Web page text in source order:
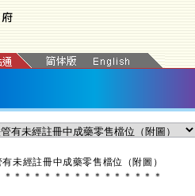
未經註冊中成藥零售檔位（附圖）
＊ ＊ ＊ ＊ ＊ ＊ ＊ ＊ ＊ ＊ ＊ ＊ ＊ ＊ ＊ ＊